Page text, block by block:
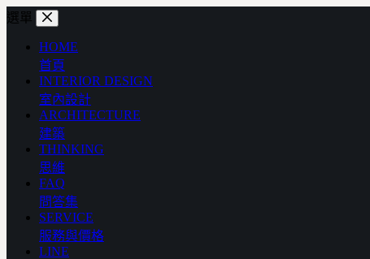
跳
選單
HOME
首頁
INTERIOR DESIGN
室內設計
ARCHITECTURE
建築
THINKING
思維
FAQ
問答集
SERVICE
服務與價格
LINE